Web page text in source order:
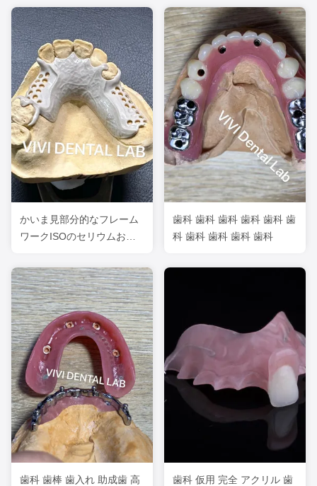
かいま見部分的なフレーム
ワークISOのセリウムおよ
ISOのセリウムおよびFDA
歯科 歯科 歯科 歯科 歯科 歯
科 歯科 歯科 歯科 歯科
歯科 歯棒 歯入れ 助成歯 高
歯科 仮用 完全 アクリル 歯